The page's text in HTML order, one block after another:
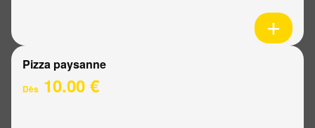
Pizza paysanne
Dès 10.00 €